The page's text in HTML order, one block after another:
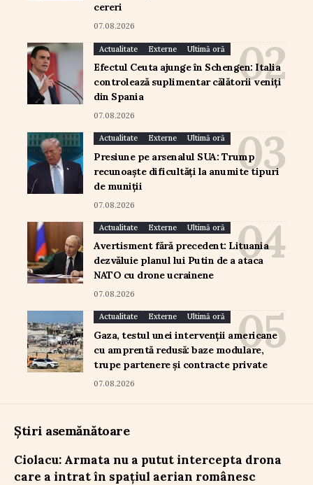
cereri
07.08.2026
Actualitate Externe Ultimă oră
Efectul Ceuta ajunge în Schengen: Italia
controlează suplimentar călătorii veniți
din Spania
07.08.2026
Actualitate Externe Ultimă oră
Presiune pe arsenalul SUA: Trump
recunoaște dificultăți la anumite tipuri
de muniții
07.08.2026
Actualitate Externe Ultimă oră
Avertisment fără precedent: Lituania
dezvăluie planul lui Putin de a ataca
NATO cu drone ucrainene
07.08.2026
Actualitate Externe Ultimă oră
Gaza, testul unei intervenții americane
cu amprentă redusă: baze modulare,
trupe partenere și contracte private
07.08.2026
Știri asemănătoare
Ciolacu: Armata nu a putut intercepta drona
care a intrat în spațiul aerian românesc